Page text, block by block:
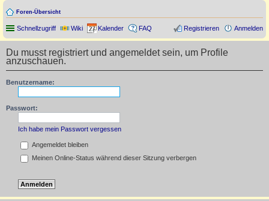
Foren-Übersicht
Schnellzugriff Wiki Kalender FAQ Anmelden
Registrieren
Du musst registriert und angemeldet sein, um Profile
anzuschauen.
Benutzername:
Passwort:
Ich habe mein Passwort vergessen
Angemeldet bleiben
Meinen Online-Status während dieser Sitzung verbergen